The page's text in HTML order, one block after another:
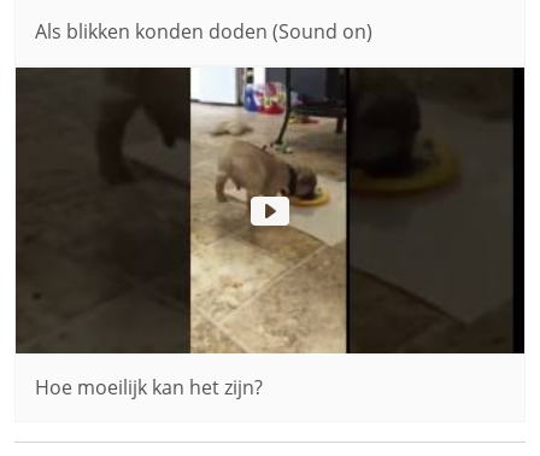
Als blikken konden doden (Sound on)
Hoe moeilijk kan het zijn?